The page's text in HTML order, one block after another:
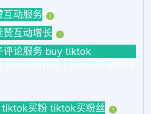
互动服务 1
赞互动增长 1
评论服务 buy tiktok
买粉 tiktok买粉丝 1